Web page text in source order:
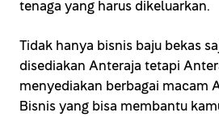
tenaga yang harus dikeluarkan.
Tidak hanya bisnis baju bekas
disediakan Anteraja tetapi
menyediakan berbagai macam
Bisnis yang bisa membantu